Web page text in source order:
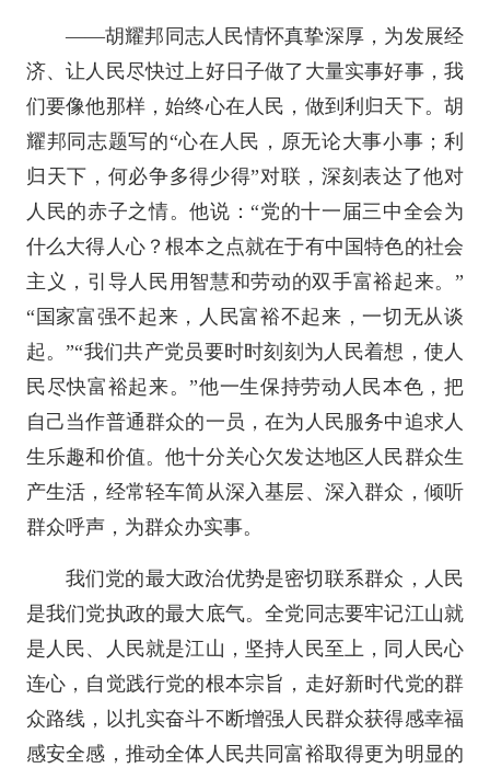
——胡耀邦同志人民情怀真挚深厚，为发展经
济、让人民尽快过上好日子做了大量实事好事，我
们要像他那样，始终心在人民，做到利归天下。胡
耀邦同志题写的“心在人民，原无论大事小事；利
归天下，何必争多得少得”对联，深刻表达了他对
人民的赤子之情。他说：“党的十一届三中全会为
什么大得人心？根本之点就在于有中国特色的社会
主义，引导人民用智慧和劳动的双手富裕起来。”
“国家富强不起来，人民富裕不起来，一切无从谈
起。”“我们共产党员要时时刻刻为人民着想，使人
民尽快富裕起来。”他一生保持劳动人民本色，把
自己当作普通群众的一员，在为人民服务中追求人
生乐趣和价值。他十分关心欠发达地区人民群众生
产生活，经常轻车简从深入基层、深入群众，倾听
群众呼声，为群众办实事。
我们党的最大政治优势是密切联系群众，人民
是我们党执政的最大底气。全党同志要牢记江山就
是人民、人民就是江山，坚持人民至上，同人民心
连心，自觉践行党的根本宗旨，走好新时代党的群
众路线，以扎实奋斗不断增强人民群众获得感幸福
感安全感，推动全体人民共同富裕取得更为明显的